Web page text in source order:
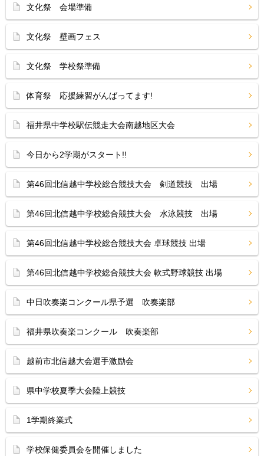
文化祭 会場準備
文化祭 壁画フェス
文化祭 学校祭準備
体育祭 応援練習がんばってます!
福井県中学校駅伝競走大会南越地区大会
今日から2学期がスタート!!
第46回北信越中学校総合競技大会 剣道競技 出場
第46回北信越中学校総合競技大会 水泳競技 出場
第46回北信越中学校総合競技大会 卓球競技 出場
第46回北信越中学校総合競技大会 軟式野球競技 出場
中日吹奏楽コンクール県予選 吹奏楽部
福井県吹奏楽コンクール 吹奏楽部
越前市北信越大会選手激励会
県中学校夏季大会陸上競技
1学期終業式
学校保健委員会を開催しました